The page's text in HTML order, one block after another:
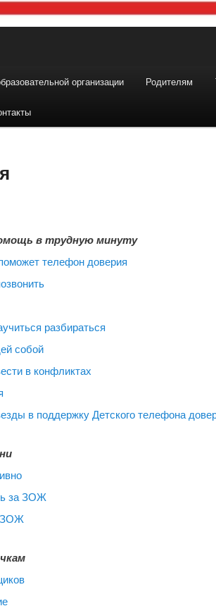
организации Родителям
в трудную минуту
телефон доверия
разбираться
собой
в конфликтах
в поддержку Детского телефона
за ЗОЖ
ЗОЖ